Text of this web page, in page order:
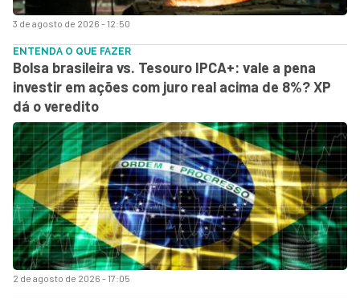
3 de agosto de 2026 - 12:50
2 de agosto de 2026 - 17:05
ENTENDA O QUE FAZER
Bolsa brasileira vs. Tesouro IPCA+: vale a pena
investir em ações com juro real acima de 8%? XP
dá o veredito